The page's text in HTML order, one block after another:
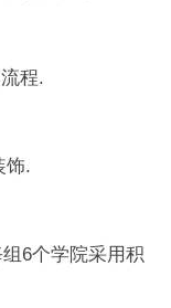
程.
饰.
6个学院采用积